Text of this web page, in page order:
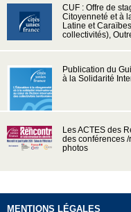
CUF : Offre de
Citoyenneté et à
Latine et
collectivités),
Publication du
à la Solidarité
Les ACTES des
des conférences
photos
MENTIONS LÉGALES